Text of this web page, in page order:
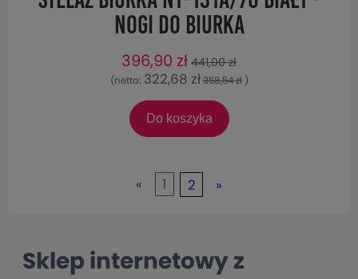
nogi do biurka
396,90 zł 441,00 zł
(netto: 322,68 zł358,54 zł)
Do koszyka
« 1 2 »
Sklep internetowy z